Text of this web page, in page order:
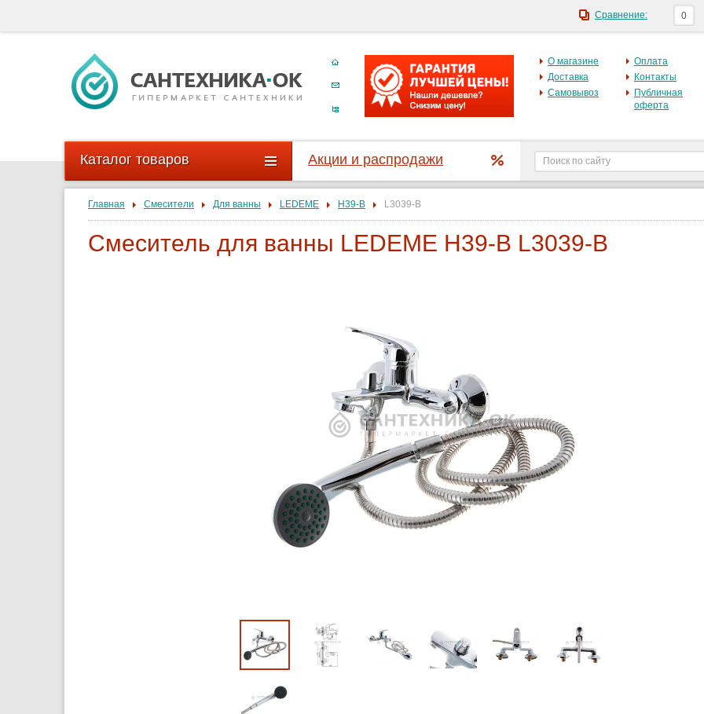
О магазине
Доставка
Самовывоз
Оплата
Контакты
Публичная
оферта
Каталог товаров Акции и распродажи
Главная Смесители Для ванны LEDEME H39-B L3039-B
Смеситель для ванны LEDEME H39-B L3039-B
Сравнение: 0